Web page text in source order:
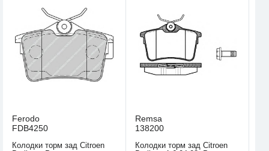
Ferodo
FDB4250
Колодки торм зад Citroen
Remsa
138200
Колодки торм зад Citroen